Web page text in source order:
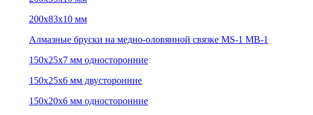
200х83х10 мм
Алмазные бруски на медно-оловянной связке MS-1 MB-1
150х25х7 мм односторонние
150х25х6 мм двусторонние
150х20х6 мм односторонние